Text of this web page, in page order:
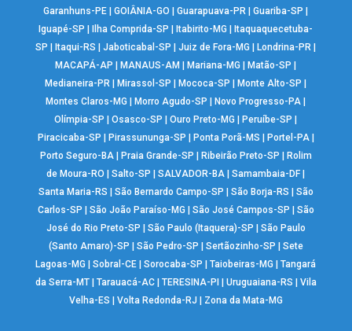
Garanhuns-PE |GOIÂNIA-GO |Guarapuava-PR |Guariba-SP
Iguapé-SP
Ilha Comprida-SP Itabirito-MG
Itaquaquecetuba-
SP
Itaqui-RS |Jaboticabal-SP |Juiz de Fora-MG Londrina-PR
MACAPÁ-AP
MANAUS-AM Mariana-MG Matão-SP
Medianeira-PR
Mirassol-SP Mococa-SP Monte Alto-SP
Montes Claros-MG
Morro Agudo-SP Novo Progresso-PA
Olímpia-SP
|Osasco-SP |Ouro Preto-MG Peruíbe-SP
Piracicaba-SP
Pirassununga-SP Ponta Porã-MS Portel-PA|
Porto Seguro-BA| Praia Grande-SP Ribeirão Preto-SP
Rolim
de Moura-RO
|Salto-SP |SALVADOR-BA |Samambaia-DF
Santa Maria-RS
São Bernardo Campo-SP São Borja-RS
São
Carlos-SP
São João Paraíso-MG São José Campos-SP
São
José do Rio Preto-SP
São Paulo (Itaquera)-SP
São Paulo
(Santo Amaro)-SP
São Pedro-SP Sertãozinho-SP
Sete
Lagoas-MG
|Sobral-CE |Sorocaba-SP |Taiobeiras-MG |Tangará
da Serra-MT| Tarauacá-AC| TERESINA-PI Uruguaiana-RS
Vila
Velha-ES
Volta Redonda-RJ Zona da Mata-MG